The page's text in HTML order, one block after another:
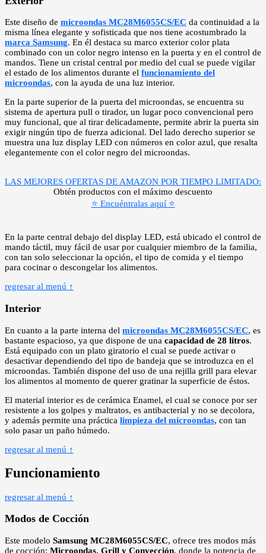
Este diseño de microondas MC28M6055CS/EC da continuidad a la
misma línea elegante y sofisticada que nos tiene acostumbrado la
marca Samsung. En él destaca su marco exterior color plata
combinado con un color negro intenso en la puerta y en el control de
mandos. Tiene un cristal central por medio del cual se puede vigilar
el estado de los alimentos durante el funcionamiento del
microondas, con la ayuda de una luz interior.
En la parte superior de la puerta del microondas, se encuentra su
sistema de apertura pull o tirador, un lugar poco convencional pero
muy funcional, que al tirar delicadamente, permite abrir la puerta sin
exigir ningún tipo de fuerza adicional. Del lado derecho superior se
muestra una luz display LED con números en color azul, que resalta
elegantemente con el color negro del microondas.
LAS MEJORES OFERTAS DE AMAZON POR TIEMPO LIMITADO:
Obtén productos con el máximo descuento
⭐ Encuéntralas aquí ⭐
En la parte central debajo del display LED, está ubicado el control de
mando táctil, muy fácil de usar por cualquier miembro de la familia,
con tan solo seleccionar la opción, el tipo de comida y el tiempo
para cocinar o descongelar los alimentos.
regresar al menú ↑
Interior
En cuanto a la parte interna del microondas MC28M6055CS/EC, es
bastante espacioso, ya que dispone de una capacidad de 28 litros.
Está equipado con un plato giratorio el cual se puede activar o
desactivar dependiendo del tipo de bandeja que se introduzca en el
microondas. También dispone del uso de una rejilla grill para elevar
los alimentos al momento de querer gratinar la superficie de éstos.
El material interior es de cerámica Enamel, el cual se conoce por ser
resistente a los golpes y maltratos, es antibacterial y no se decolora,
y además permite una práctica limpieza del microondas, con tan
solo pasar un paño húmedo.
regresar al menú ↑
Funcionamiento
regresar al menú ↑
Modos de Cocción
Este modelo Samsung MC28M6055CS/EC, ofrece tres modos más
de cocción: Microondas, Grill y Convección, donde la potencia de